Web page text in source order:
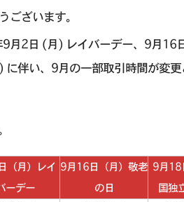
ございます。
9月2日 (月) レイバーデー、9月
伴い、9月の一部取引時間が変
（月）レイ
ーデー
9月16日（月）敬老
の日
9月18
国独